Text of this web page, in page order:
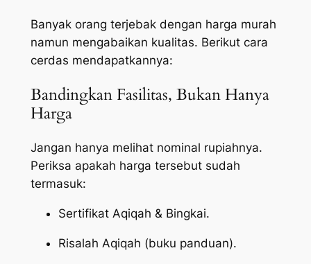
Banyak orang terjebak dengan harga murah
namun mengabaikan kualitas. Berikut cara
cerdas mendapatkannya:
Bandingkan Fasilitas, Bukan Hanya
Harga
Jangan hanya melihat nominal rupiahnya.
Periksa apakah harga tersebut sudah
termasuk:
Sertifikat Aqiqah & Bingkai.
Risalah Aqiqah (buku panduan).